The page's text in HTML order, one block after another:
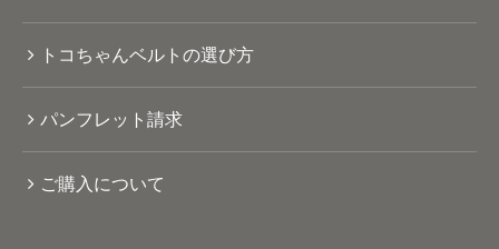
トコちゃんベルトの選び方
パンフレット請求
ご購入について